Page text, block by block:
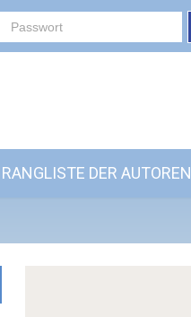
RANGLISTE DER AUTOREN